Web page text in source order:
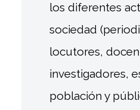
los diferentes
sociedad
locutores,
investigadores,
población y